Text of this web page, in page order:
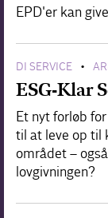
EPD'er kan
DI SERVICE •
ESG-Klar
Et nyt forløb
til at leve op til
området –
lovgivningen?